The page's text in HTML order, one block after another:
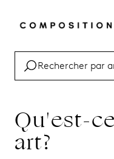
Qu'est-
art?